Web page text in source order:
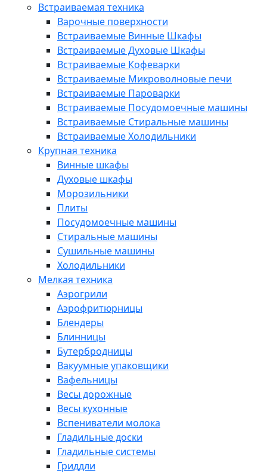
Встраиваемая техника
Варочные поверхности
Встраиваемые Винные Шкафы
Встраиваемые Духовые Шкафы
Встраиваемые Кофеварки
Встраиваемые Микроволновые печи
Встраиваемые Пароварки
Встраиваемые Посудомоечные машины
Встраиваемые Стиральные машины
Встраиваемые Холодильники
Крупная техника
Винные шкафы
Духовые шкафы
Морозильники
Плиты
Посудомоечные машины
Стиральные машины
Сушильные машины
Холодильники
Мелкая техника
Аэрогрили
Аэрофритюрницы
Блендеры
Блинницы
Бутербродницы
Вакуумные упаковщики
Вафельницы
Весы дорожные
Весы кухонные
Вспениватели молока
Гладильные доски
Гладильные системы
Гриддли